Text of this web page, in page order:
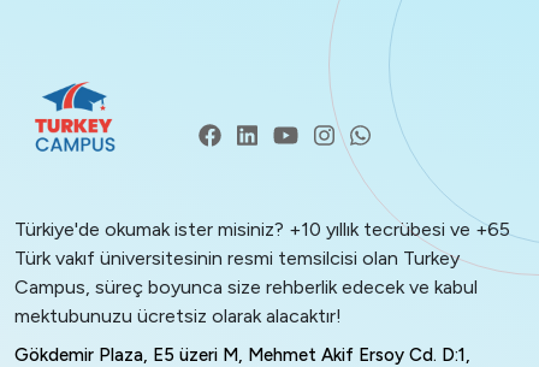
Türkiye'de okumak ister misiniz? +10 yıllık tecrübesi ve +65
Türk vakıf üniversitesinin resmi temsilcisi olan Turkey
Campus, süreç boyunca size rehberlik edecek ve kabul
mektubunuzu ücretsiz olarak alacaktır!
Gökdemir Plaza, E5 üzeri M, Mehmet Akif Ersoy Cd. D:1,